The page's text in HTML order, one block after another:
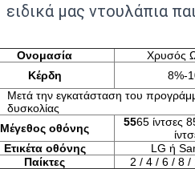
ειδικά μας ντουλάπια
Ονομασία Χρυσός
Κέρδη
8%-
Μετά την εγκατάσταση του
δυσκολίας
Μέγεθος οθόνης 5565 ίντσες
Ετικέτα οθόνης
LG ή
Παίκτες
2 / 4 / 6 / 8 /